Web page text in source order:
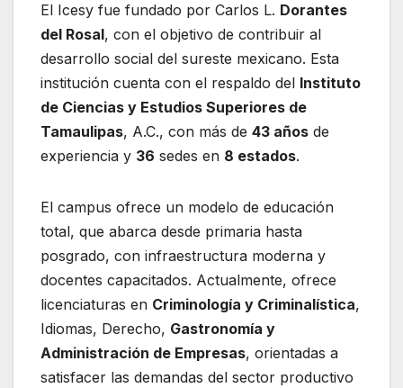
El Icesy fue fundado por Carlos L. Dorantes
del Rosal, con el objetivo de contribuir al
desarrollo social del sureste mexicano. Esta
institución cuenta con el respaldo del Instituto
de Ciencias y Estudios Superiores de
Tamaulipas, A.C., con más de 43 años de
experiencia y 36 sedes en 8 estados.
El campus ofrece un modelo de educación
total, que abarca desde primaria hasta
posgrado, con infraestructura moderna y
docentes capacitados. Actualmente, ofrece
licenciaturas en Criminología y Criminalística,
Idiomas, Derecho, Gastronomía y
Administración de Empresas, orientadas a
satisfacer las demandas del sector productivo